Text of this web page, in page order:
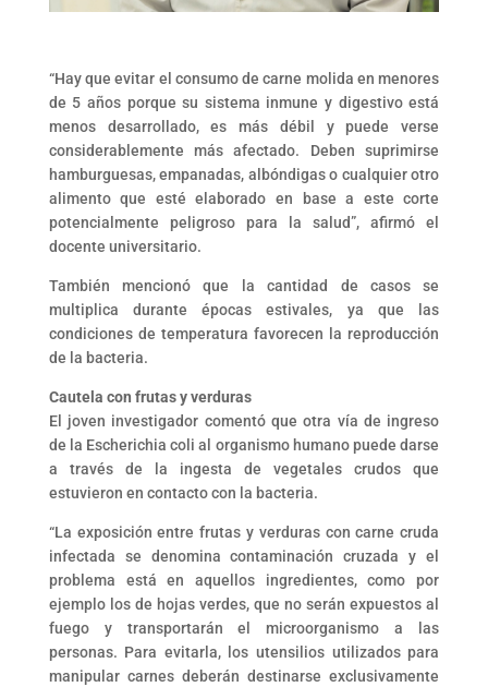
“Hay que evitar el consumo de carne molida en menores
de 5 años porque su sistema inmune y digestivo está
menos desarrollado, es más débil y puede verse
considerablemente más afectado. Deben suprimirse
hamburguesas, empanadas, albóndigas o cualquier otro
alimento que esté elaborado en base a este corte
potencialmente peligroso para la salud”, afirmó el
docente universitario.
También mencionó que la cantidad de casos se
multiplica durante épocas estivales, ya que las
condiciones de temperatura favorecen la reproducción
de la bacteria.
Cautela con frutas y verduras
El joven investigador comentó que otra vía de ingreso
de la Escherichia coli al organismo humano puede darse
a través de la ingesta de vegetales crudos que
estuvieron en contacto con la bacteria.
“La exposición entre frutas y verduras con carne cruda
infectada se denomina contaminación cruzada y el
problema está en aquellos ingredientes, como por
ejemplo los de hojas verdes, que no serán expuestos al
fuego y transportarán el microorganismo a las
personas. Para evitarla, los utensilios utilizados para
manipular carnes deberán destinarse exclusivamente